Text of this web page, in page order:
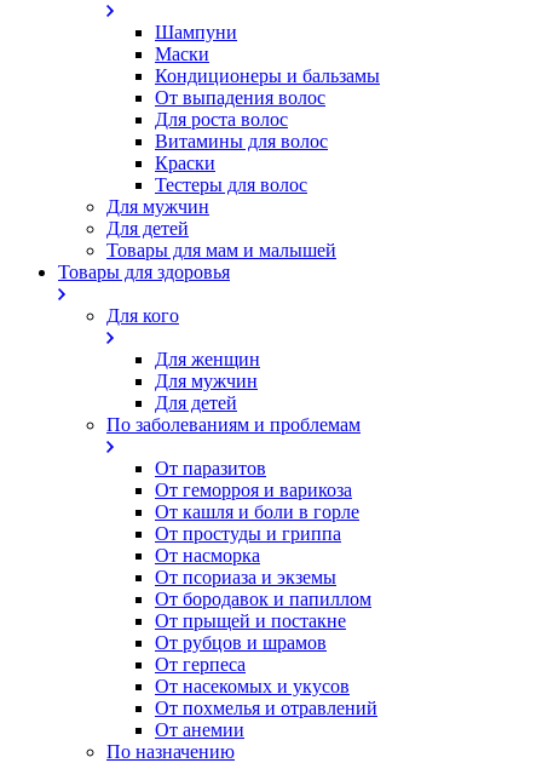
Шампуни
Маски
Кондиционеры и бальзамы
От выпадения волос
Для роста волос
Витамины для волос
Краски
Тестеры для волос
Для мужчин
Для детей
Товары для мам и малышей
Товары для здоровья
Для кого
Для женщин
Для мужчин
Для детей
По заболеваниям и проблемам
От паразитов
Oт геморроя и варикоза
От кашля и боли в горле
От простуды и гриппа
От насморка
Oт псориаза и экземы
От бородавок и папиллом
От прыщей и постакне
От рубцов и шрамов
От герпеса
От насекомых и укусов
От похмелья и отравлений
От анемии
По назначению